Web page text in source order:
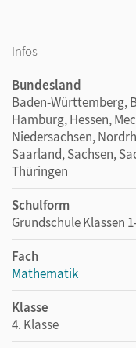
Infos
Bundesland
Baden-Württemberg,
Hamburg, Hessen,
Niedersachsen,
Saarland, Sachsen,
Thüringen
Schulform
Grundschule Klassen
Fach
Mathematik
Klasse
4. Klasse